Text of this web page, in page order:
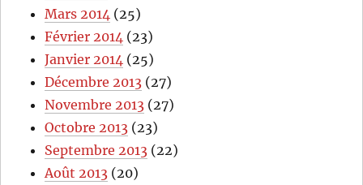
Mars 2014 (25)
Février 2014 (23)
Janvier 2014 (25)
Décembre 2013 (27)
Novembre 2013 (27)
Octobre 2013 (23)
Septembre 2013 (22)
Août 2013 (20)